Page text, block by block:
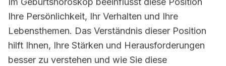
Ihre Persönlichkeit, Ihr Verhalten und Ihre
Lebensthemen. Das Verständnis dieser Position
hilft Ihnen, Ihre Stärken und Herausforderungen
besser zu verstehen und wie Sie diese